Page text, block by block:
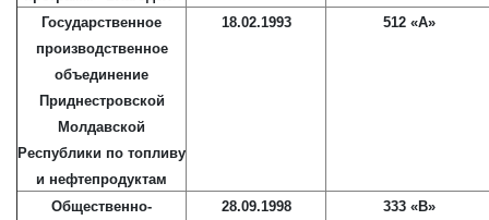
Государственное
производственное
объединение
Приднестровской
Молдавской
Республики по топливу
и нефтепродуктам
18.02.1993 512 «А»
Общественно-
28.09.1998 333 «В»